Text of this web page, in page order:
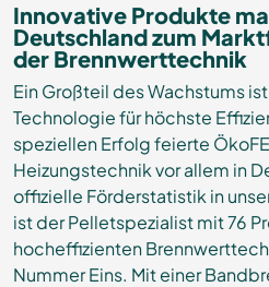
Innovative Produkte
Deutschland zum
der Brennwerttechnik
Ein Großteil des Wachstums
Technologie für höchste
speziellen Erfolg feierte
Heizungstechnik vor allem in
offizielle Förderstatistik in
ist der Pelletspezialist mit 76
hocheffizienten
Nummer Eins. Mit einer